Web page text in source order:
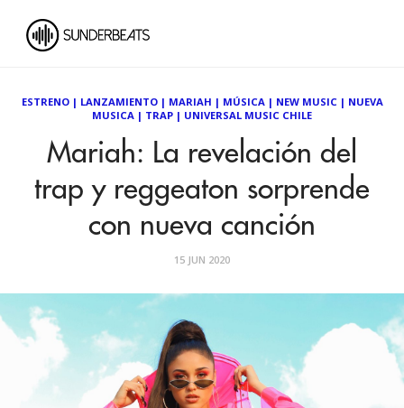
ESTRENO| LANZAMIENTO| MARIAH | MÚSICA| NEW MUSIC| NUEVA
MUSICA | TRAP | UNIVERSAL MUSIC CHILE
Mariah: La revelación del
trap y reggeaton sorprende
con nueva canción
15 JUN 2020